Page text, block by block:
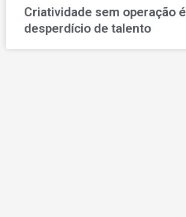
Criatividade sem operação é
desperdício de talento